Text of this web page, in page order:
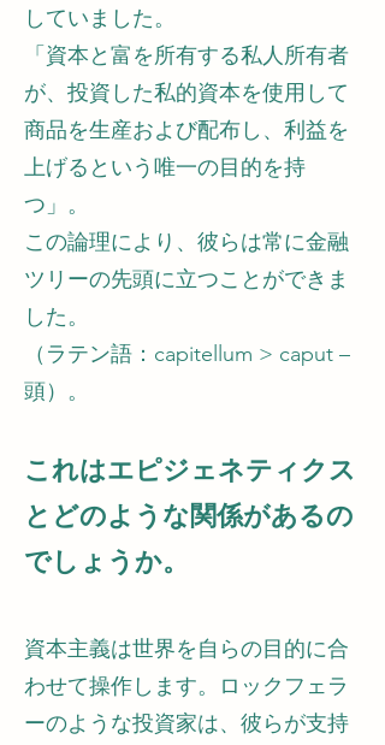
していました。
「資本と富を所有する私人所有者
が、投資した私的資本を使用して
商品を生産および配布し、利益を
上げるという唯一の目的を持
つ」。
この論理により、彼らは常に金融
ツリーの先頭に立つことができま
した。
（ラテン語：capitellum > caput –
頭）。
これはエピジェネティクス
とどのような関係があるの
でしょうか。
資本主義は世界を自らの目的に合
わせて操作します。ロックフェラ
ーのような投資家は、彼らが支持